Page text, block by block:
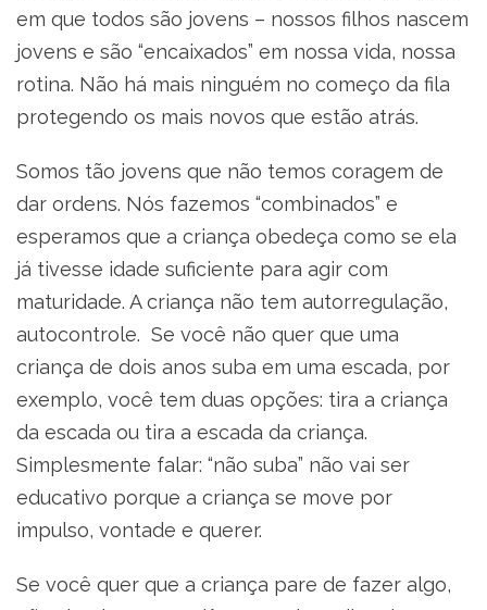
em que todos são jovens – nossos filhos nascem
jovens e são “encaixados” em nossa vida, nossa
rotina. Não há mais ninguém no começo da fila
protegendo os mais novos que estão atrás.
Somos tão jovens que não temos coragem de
dar ordens. Nós fazemos “combinados” e
esperamos que a criança obedeça como se ela
já tivesse idade suficiente para agir com
maturidade. A criança não tem autorregulação,
autocontrole. Se você não quer que uma
criança de dois anos suba em uma escada, por
exemplo, você tem duas opções: tira a criança
da escada ou tira a escada da criança.
Simplesmente falar: “não suba” não vai ser
educativo porque a criança se move por
impulso, vontade e querer.
Se você quer que a criança pare de fazer algo,